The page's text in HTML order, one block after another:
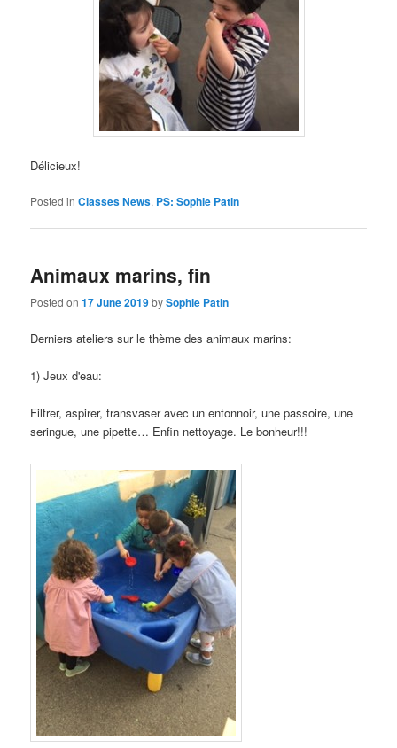
Délicieux!
Posted in Classes News, PS: Sophie Patin
Animaux marins, fin
Posted on17 June 2019bySophie Patin
Derniers ateliers sur le thème des animaux marins:
1)Jeux d'eau:
Filtrer, aspirer, transvaser avec un entonnoir, une passoire, une
seringue, une pipette… Enfin nettoyage. Le bonheur!!!